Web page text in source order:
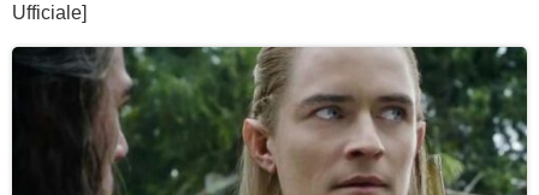
Ufficiale]